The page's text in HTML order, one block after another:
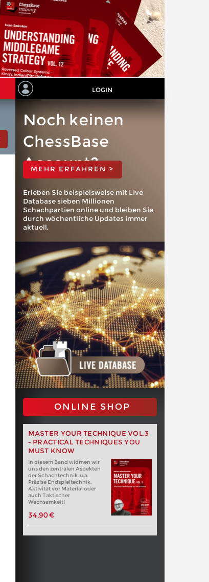
LOGIN
Noch keinen
ChessBase
Account?
MEHR ERFAHREN >
Erleben Sie beispielsweise mit Live
Database sieben Millionen
Schachpartien online und bleiben Sie
durch wöchentliche Updates immer
aktuell.
ONLINE SHOP
MASTER YOUR TECHNIQUE VOL.3
- PRACTICAL TECHNIQUES YOU
MUST KNOW
In diesem Band widmen wir
uns den zentralen Aspekten
der Schachtechnik. u.a.
Präzise Endspieltechnik,
Aktivität vor Material oder
auch Taktischer
Wachsamkeit!
34,90 €